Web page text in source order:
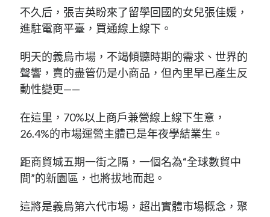
不久后，張吉英盼來了留學回國的女兒張佳媛，
進駐電商平臺，買通線上線下。
明天的義烏市場，不竭傾聽時期的需求、世界的
聲響，賣的盡管仍是小商品，但內里早已產生反
動性變更——
在這里，70%以上商戶兼營線上線下生意，
26.4%的市場運營主體已是年夜學結業生。
距商貿城五期一街之隔，一個名為“全球數貿中
間”的新園區，也將拔地而起。
這將是義烏第六代市場，超出實體市場概念，聚